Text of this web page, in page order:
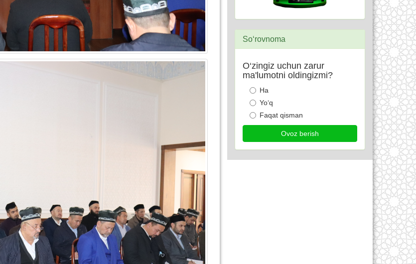
So‘rovnoma
O‘zingiz uchun zarur
ma'lumotni oldingizmi?
Ha
Yo‘q
Faqat qisman